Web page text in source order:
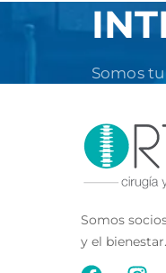
Somos
Somos
y el bienestar.